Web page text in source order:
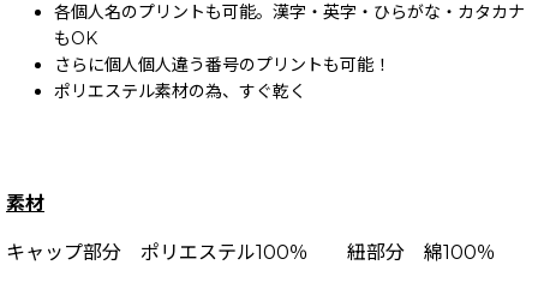
各個人名のプリントも可能。漢字・英字・ひらがな・カタカナ
もOK
さらに個人個人違う番号のプリントも可能！
ポリエステル素材の為、すぐ乾く
素材
キャップ部分 ポリエステル100％ 紐部分 綿100％